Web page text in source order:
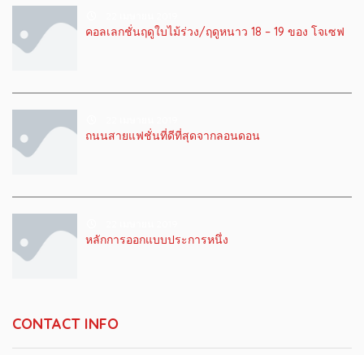
คอลเลกชั่นฤดูใบไม้ร่วง/ฤดูหนาว 18 – 19 ของ โจเซฟ
ถนนสายแฟชั่นที่ดีที่สุดจากลอนดอน
หลักการออกแบบประการหนึ่ง
CONTACT INFO